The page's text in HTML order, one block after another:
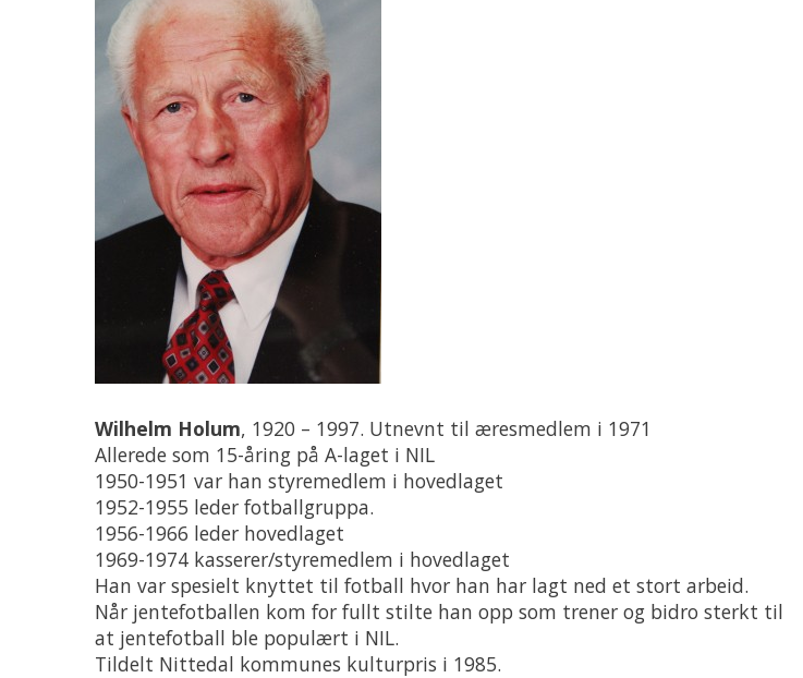
Wilhelm Holum, 1920 – 1997. Utnevnt til æresmedlem i 1971
Allerede som 15-åring på A-laget i NIL
1950-1951 var han styremedlem i hovedlaget
1952-1955 leder fotballgruppa.
1956-1966 leder hovedlaget
1969-1974 kasserer/styremedlem i hovedlaget
Han var spesielt knyttet til fotball hvor han har lagt ned et stort arbeid.
Når jentefotballen kom for fullt stilte han opp som trener og bidro sterkt til
at jentefotball ble populært i NIL.
Tildelt Nittedal kommunes kulturpris i 1985.